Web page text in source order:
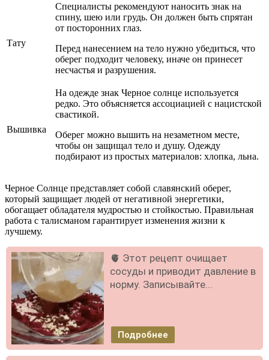
Тату
Специалисты рекомендуют наносить знак на
спину, шею или грудь. Он должен быть спрятан
от посторонних глаз.
Перед нанесением на тело нужно убедиться, что
оберег подходит человеку, иначе он принесет
несчастья и разрушения.
Вышивка
На одежде знак Черное солнце используется
редко. Это объясняется ассоциацией с нацистской
свастикой.
Оберег можно вышить на незаметном месте,
чтобы он защищал тело и душу. Одежду
подбирают из простых материалов: хлопка, льна.
Черное Солнце представляет собой славянский оберег,
который защищает людей от негативной энергетики,
обогащает обладателя мудростью и стойкостью. Правильная
работа с талисманом гарантирует изменения жизни к
лучшему.
🫀 Этот рецепт очищает
сосуды и приводит давление в
норму. Записывайте...
Подробнее